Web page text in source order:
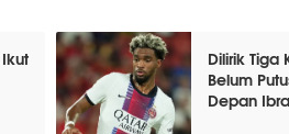
Dilirik Tiga
Belum
Depan